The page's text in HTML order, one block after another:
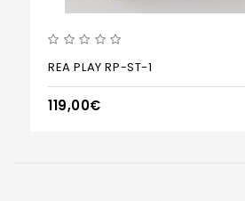
REA PLAY RP-ST-1
119,00€